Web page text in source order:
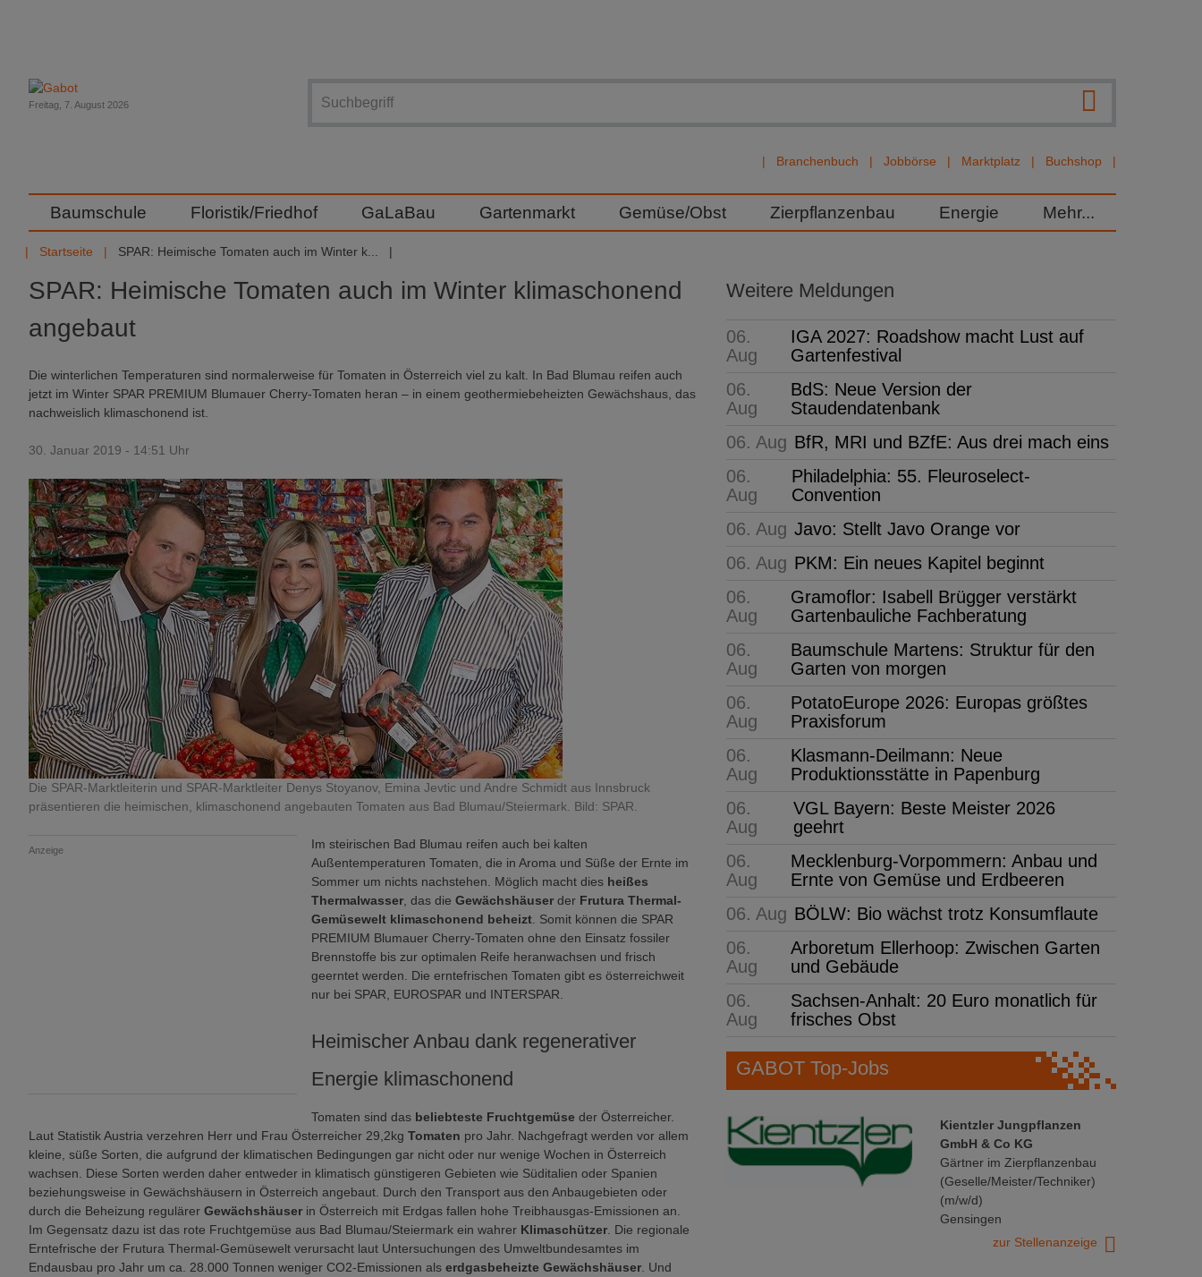
Branchenbuch Jobbörse Marktplatz Buchshop
Freitag, 7. August 2026
Baumschule Floristik/Friedhof GaLaBau Gartenmarkt Gemüse/Obst Zierpflanzenbau Energie Mehr...
Startseite SPAR: Heimische Tomaten auch im Winter k...
SPAR: Heimische Tomaten auch im Winter klimaschonend
angebaut
Die winterlichen Temperaturen sind normalerweise für Tomaten in Österreich viel zu kalt. In Bad Blumau reifen auch
jetzt im Winter SPAR PREMIUM Blumauer Cherry-Tomaten heran – in einem geothermiebeheizten Gewächshaus, das
nachweislich klimaschonend ist.
30. Januar 2019 - 14:51 Uhr
Die SPAR-Marktleiterin und SPAR-Marktleiter Denys Stoyanov, Emina Jevtic und Andre Schmidt aus Innsbruck
präsentieren die heimischen, klimaschonend angebauten Tomaten aus Bad Blumau/Steiermark. Bild: SPAR.
Anzeige
Im steirischen Bad Blumau reifen auch bei kalten
Außentemperaturen Tomaten, die in Aroma und Süße der Ernte im
Sommer um nichts nachstehen. Möglich macht dies heißes
Thermalwasser , das die Gewächshäuser der Frutura Thermal-
Gemüsewelt klimaschonend beheizt . Somit können die SPAR
PREMIUM Blumauer Cherry-Tomaten ohne den Einsatz fossiler
Brennstoffe bis zur optimalen Reife heranwachsen und frisch
geerntet werden. Die erntefrischen Tomaten gibt es österreichweit
nur bei SPAR, EUROSPAR und INTERSPAR.
Heimischer Anbau dank regenerativer
Energie klimaschonend
Tomaten sind das beliebteste Fruchtgemüse der Österreicher.
Laut Statistik Austria verzehren Herr und Frau Österreicher 29,2kg Tomaten pro Jahr. Nachgefragt werden vor allem
kleine, süße Sorten, die aufgrund der klimatischen Bedingungen gar nicht oder nur wenige Wochen in Österreich
wachsen. Diese Sorten werden daher entweder in klimatisch günstigeren Gebieten wie Süditalien oder Spanien
beziehungsweise in Gewächshäusern in Österreich angebaut. Durch den Transport aus den Anbaugebieten oder
durch die Beheizung regulärer Gewächshäuser in Österreich mit Erdgas fallen hohe Treibhausgas-Emissionen an.
Im Gegensatz dazu ist das rote Fruchtgemüse aus Bad Blumau/Steiermark ein wahrer Klimaschützer . Die regionale
Erntefrische der Frutura Thermal-Gemüsewelt verursacht laut Untersuchungen des Umweltbundesamtes im
Endausbau pro Jahr um ca. 28.000 Tonnen weniger CO2-Emissionen als erdgasbeheizte Gewächshäuser . Und
Weitere Meldungen
06.
Aug
IGA 2027: Roadshow macht Lust auf
Gartenfestival
06.
Aug
BdS: Neue Version der
Staudendatenbank
06. Aug BfR, MRI und BZfE: Aus drei mach eins
06.
Aug
Philadelphia: 55. Fleuroselect-
Convention
06. Aug Javo: Stellt Javo Orange vor
06. Aug PKM: Ein neues Kapitel beginnt
06.
Aug
Gramoflor: Isabell Brügger verstärkt
Gartenbauliche Fachberatung
06.
Aug
Baumschule Martens: Struktur für den
Garten von morgen
06.
Aug
PotatoEurope 2026: Europas größtes
Praxisforum
06.
Aug
Klasmann-Deilmann: Neue
Produktionsstätte in Papenburg
06.
Aug
VGL Bayern: Beste Meister 2026
geehrt
06.
Aug
Mecklenburg-Vorpommern: Anbau und
Ernte von Gemüse und Erdbeeren
06. Aug BÖLW: Bio wächst trotz Konsumflaute
06.
Aug
Arboretum Ellerhoop: Zwischen Garten
und Gebäude
06.
Aug
Sachsen-Anhalt: 20 Euro monatlich für
frisches Obst
GABOT Top-Jobs
Kientzler Jungpflanzen
GmbH & Co KG
Gärtner im Zierpflanzenbau
(Geselle/Meister/Techniker)
(m/w/d)
Gensingen
zur Stellenanzeige